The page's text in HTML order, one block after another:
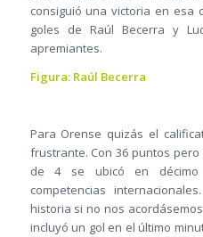
consiguió una victoria en esa
goles de Raúl Becerra y
apremiantes.
Figura: Raúl Becerra
Para Orense quizás el
frustrante. Con 36 puntos
de 4 se ubicó en
competencias
historia si no nos
incluyó un gol en el último